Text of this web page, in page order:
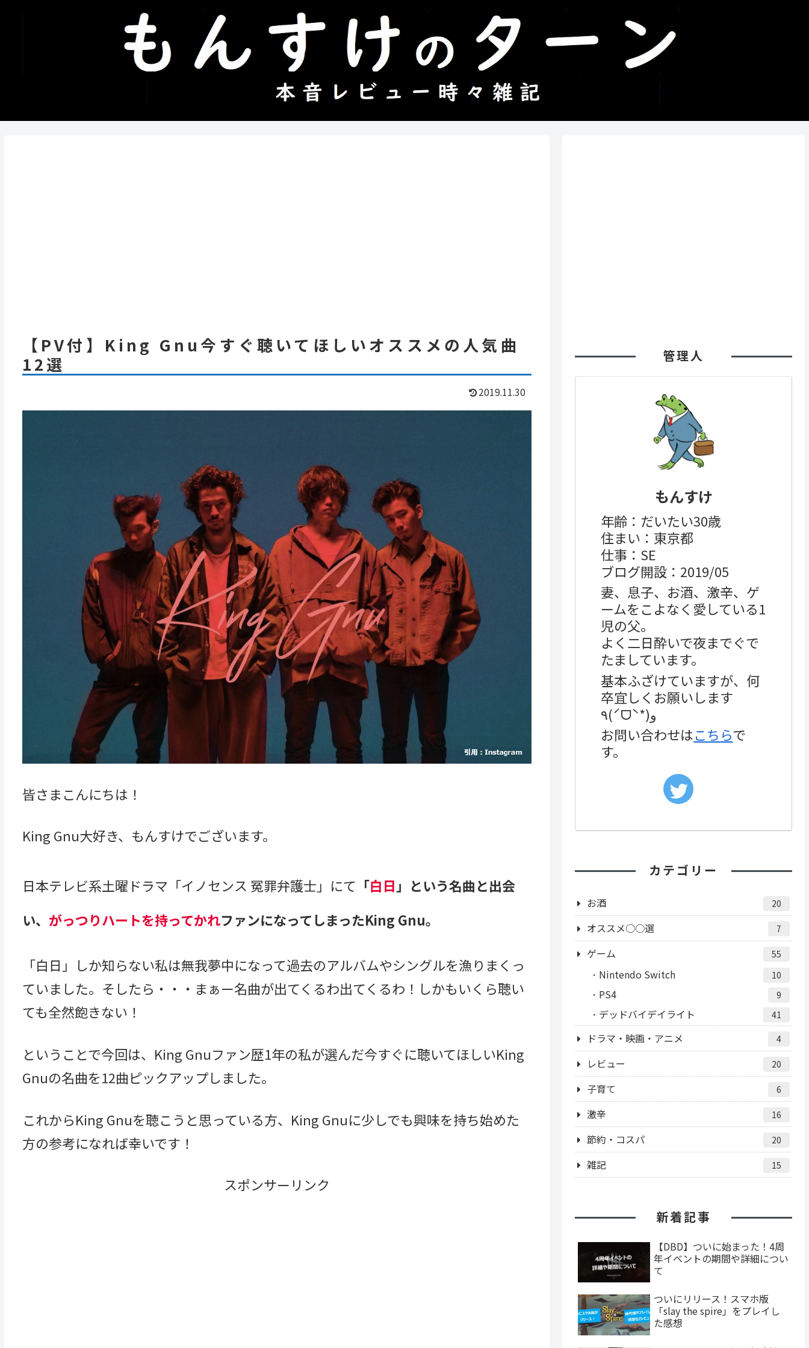
【PV付】King Gnu今すぐ聴いてほしいオススメの人気曲
12選
2019.11.30
皆さまこんにちは！
King Gnu大好き、もんすけでございます。
日本テレビ系土曜ドラマ「イノセンス 冤罪弁護士」にて 「白日 」という名曲と出会
い、 がっつりハートを持ってかれファンになってしまったKing Gnu。
「白日」しか知らない私は無我夢中になって過去のアルバムやシングルを漁りまくっ
ていました。そしたら・・・まぁー名曲が出てくるわ出てくるわ！しかもいくら聴い
ても全然飽きない！
ということで今回は、King Gnuファン歴1年の私が選んだ今すぐに聴いてほしいKing
Gnuの名曲を12曲ピックアップしました。
これからKing Gnuを聴こうと思っている方、King Gnuに少しでも興味を持ち始めた
方の参考になれば幸いです！
スポンサーリンク
管理人
もんすけ
年齢：だいたい30歳
住まい：東京都
仕事：SE
ブログ開設：2019/05
妻、息子、お酒、激辛、ゲ
ームをこよなく愛している1
児の父。
よく二日酔いで夜までぐで
たましています。
基本ふざけていますが、何
卒宜しくお願いします
٩(ˊᗜˋ*)و
お問い合わせはこちらで
す。
カテゴリー
お酒 20
オススメ○○選 7
ゲーム 55
Nintendo Switch 10
PS4 9
デッドバイデイライト 41
ドラマ・映画・アニメ 4
レビュー 20
子育て 6
激辛 16
節約・コスパ 20
雑記 15
新着記事
【DBD】ついに始まった！4周
年イベントの期間や詳細につい
て
ついにリリース！スマホ版
「slay the spire」をプレイし
た感想